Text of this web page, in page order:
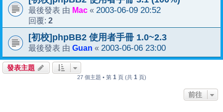
最後發表 由 Mac « 2003-06-09 20:52
回覆: 2
[初校]phpBB2 使用者手冊 1.0~2.3
最後發表 由 Guan « 2003-06-06 23:00
發表主題
27 個主題 • 第 1 頁 (共 1 頁)
前往